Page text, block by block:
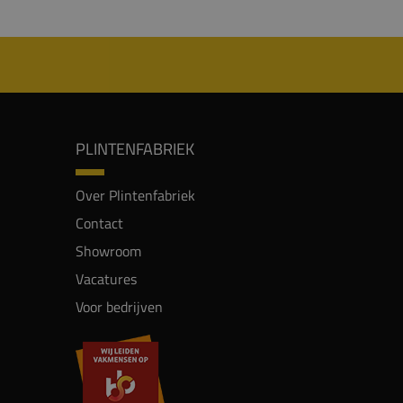
PLINTENFABRIEK
Over Plintenfabriek
Contact
Showroom
Vacatures
Voor bedrijven